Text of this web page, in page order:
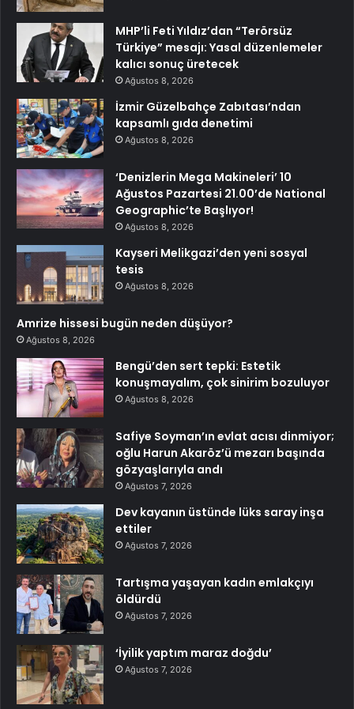
MHP’li Feti Yıldız’dan “Terörsüz
Türkiye” mesajı: Yasal düzenlemeler
kalıcı sonuç üretecek
Ağustos 8, 2026
İzmir Güzelbahçe Zabıtası’ndan
kapsamlı gıda denetimi
Ağustos 8, 2026
‘Denizlerin Mega Makineleri’ 10
Ağustos Pazartesi 21.00’de National
Geographic’te Başlıyor!
Ağustos 8, 2026
Kayseri Melikgazi’den yeni sosyal
tesis
Ağustos 8, 2026
Amrize hissesi bugün neden düşüyor?
Ağustos 8, 2026
Bengü’den sert tepki: Estetik
konuşmayalım, çok sinirim bozuluyor
Ağustos 8, 2026
Safiye Soyman’ın evlat acısı dinmiyor;
oğlu Harun Akaröz’ü mezarı başında
gözyaşlarıyla andı
Ağustos 7, 2026
Dev kayanın üstünde lüks saray inşa
ettiler
Ağustos 7, 2026
Tartışma yaşayan kadın emlakçıyı
öldürdü
Ağustos 7, 2026
‘İyilik yaptım maraz doğdu’
Ağustos 7, 2026